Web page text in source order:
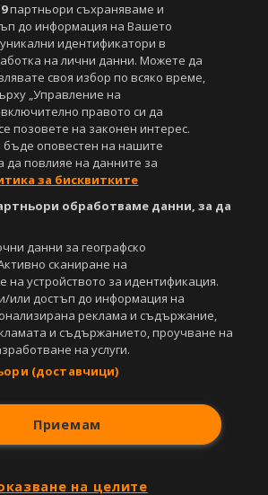
партньори съхраняваме и
до информация на Вашето
идентификатори в
на лични данни. Можете да
своя избор по всяко време,
„Управление на
правото си да
позовете на законен интерес.
оповестен на нашите
да повлияе на данните за
за бисквитките
обработваме данни, за да
данни за географско
сканиране на
на устройството за идентификация.
или достъп до информация на
реклама и съдържание,
и съдържанието, проучване на
на услуги.
(доставчици)
Приемам
на целите